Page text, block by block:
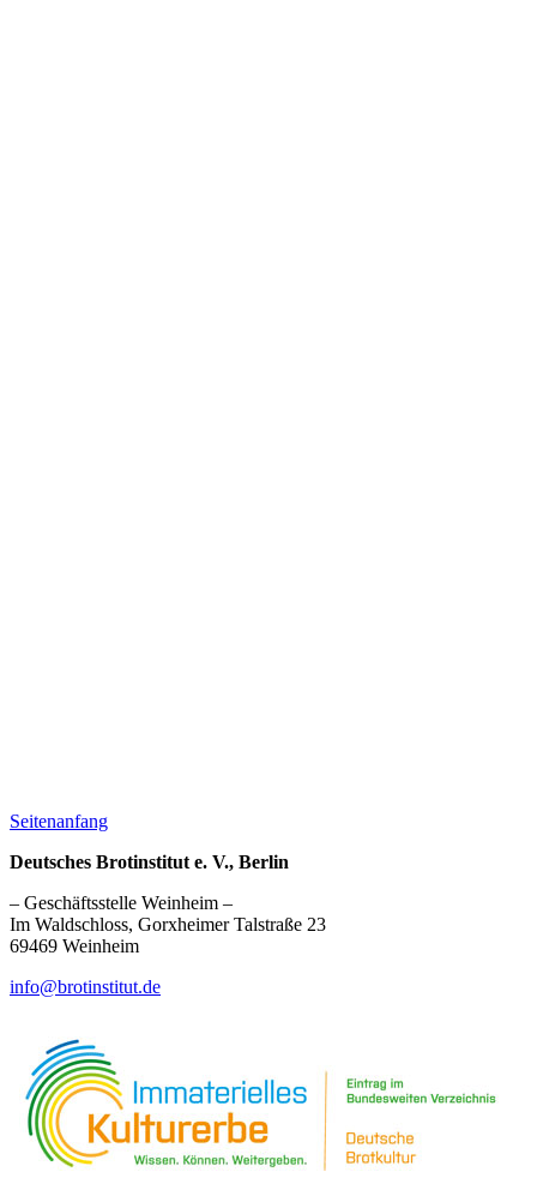
Seitenanfang
Deutsches Brotinstitut e. V., Berlin
– Geschäftsstelle Weinheim –
Im Waldschloss, Gorxheimer Talstraße 23
69469 Weinheim
info@brotinstitut.de